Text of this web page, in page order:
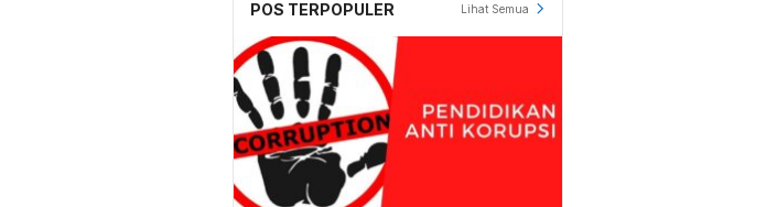
POS TERPOPULER Lihat Semua